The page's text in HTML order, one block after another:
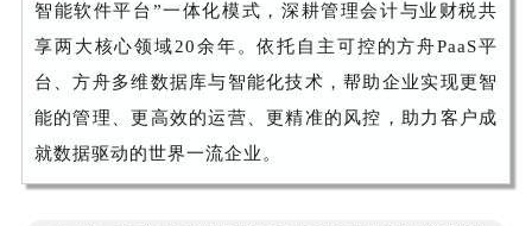
智能软件平台”一体化模式，深耕管理会计与业财税共
享两大核心领域20余年。依托自主可控的方舟PaaS平
台、方舟多维数据库与智能化技术，帮助企业实现更智
能的管理、更高效的运营、更精准的风控，助力客户成
就数据驱动的世界一流企业。